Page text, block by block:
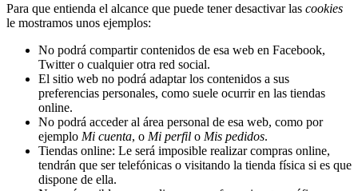
Para que entienda el alcance que puede tener desactivar las cookies
le mostramos unos ejemplos:
No podrá compartir contenidos de esa web en Facebook,
Twitter o cualquier otra red social.
El sitio web no podrá adaptar los contenidos a sus
preferencias personales, como suele ocurrir en las tiendas
online.
No podrá acceder al área personal de esa web, como por
ejemplo Mi cuenta, o Mi perfil o Mis pedidos.
Tiendas online: Le será imposible realizar compras online,
tendrán que ser telefónicas o visitando la tienda física si es que
dispone de ella.